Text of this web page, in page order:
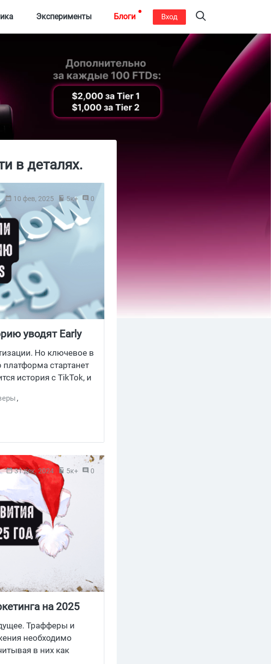
Эксперименты Блоги Вход
в деталях.
10 фев, 2025 5к+ 0
уводят Early
Но ключевое в
стартанет
история с TikTok, и
зарабатывать на
а собирать
что залетает
,
31 дек, 2024 5к+ 0
на 2025
Трафферы и
необходимо
в них как